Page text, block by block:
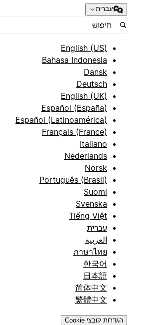
עברית
English (US)
Bahasa Indonesia
Dansk
Deutsch
English (UK)
Español (España)
Español (Latinoamérica)
Français (France)
Italiano
Nederlands
Norsk
Português (Brasil)
Suomi
Svenska
Tiếng Việt
עברית
العربية
ภาษาไทย
한국어
日本語
简体中文
繁體中文
הגדרות קובצי Cookie